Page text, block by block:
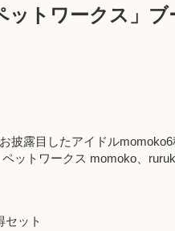
トワークス」ブ
披露目したアイドルmomoko6
ットワークス momoko、
セット